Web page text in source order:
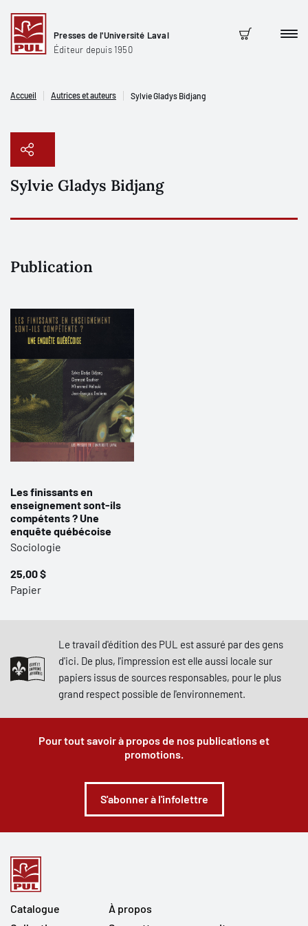
Presses de l'Université Laval
Éditeur depuis 1950
Panier
Accueil Autrices et auteurs Sylvie Gladys Bidjang
Sylvie Gladys Bidjang
Publication
Les finissants en
enseignement sont-ils
compétents ? Une
enquête québécoise
Sociologie
25,00 $
Papier
Le travail d'édition des PUL est assuré par des gens
d'ici. De plus, l'impression est elle aussi locale sur
papiers issus de sources responsables, pour le plus
grand respect possible de l'environnement.
Pour tout savoir à propos de nos publications et
promotions.
S'abonner à l'infolettre
Catalogue
À propos